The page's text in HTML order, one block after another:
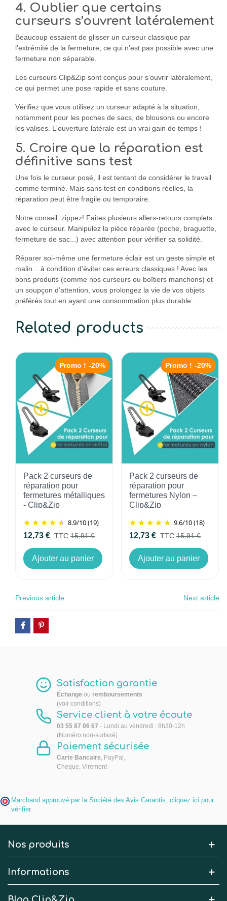
4. Oublier que certains
curseurs s’ouvrent latéralement
Beaucoup essaient de glisser un curseur classique par
l’extrémité de la fermeture, ce qui n’est pas possible avec une
fermeture non séparable.
Les curseurs Clip&Zip sont conçus pour s’ouvrir latéralement,
ce qui permet une pose rapide et sans couture.
Vérifiez que vous utilisez un curseur adapté à la situation,
notamment pour les poches de sacs, de blousons ou encore
les valises. L'ouverture latérale est un vrai gain de temps !
5. Croire que la réparation est
définitive sans test
Une fois le curseur posé, il est tentant de considérer le travail
comme terminé. Mais sans test en conditions réelles, la
réparation peut être fragile ou temporaire.
Notre conseil: zippez! Faites plusieurs allers-retours complets
avec le curseur. Manipulez la pièce réparée (poche, braguette,
fermeture de sac...) avec attention pour vérifier sa solidité.
Réparer soi-même une fermeture éclair est un geste simple et
malin... à condition d’éviter ces erreurs classiques ! Avec les
bons produits (comme nos curseurs ou boîtiers manchons) et
un soupçon d’attention, vous prolongez la vie de vos objets
préférés tout en ayant une consommation plus durable.
Related products
Promo ! -20%
Pack 2 curseurs de
réparation pour
fermetures métalliques
- Clip&Zip
8.9/10(19)
12,73 € TTC 15,91 €
Ajouter au panier
Promo ! -20%
Pack 2 curseurs de
réparation pour
fermetures Nylon –
Clip&Zip
9.6/10(18)
12,73 € TTC 15,91 €
Ajouter au panier
Previous article Next article
Satisfaction garantie
Échange ou remboursements
(voir conditions)
Service client à votre écoute
03 55 87 06 67 - Lundi au vendredi : 8h30-12h
(Numéro non-surtaxé)
Paiement sécurisée
Carte Bancaire, PayPal,
Cheque, Virement
Marchand approuvé par la Société des Avis Garantis, cliquez ici pour
vérifier.
Nos produits
Informations